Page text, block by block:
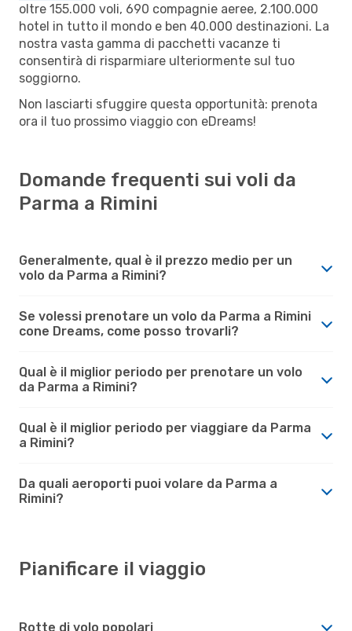
oltre 155.000 voli, 690 compagnie aeree, 2.100.000
hotel in tutto il mondo e ben 40.000 destinazioni. La
nostra vasta gamma di pacchetti vacanze ti
consentirà di risparmiare ulteriormente sul tuo
soggiorno.
Non lasciarti sfuggire questa opportunità: prenota
ora il tuo prossimo viaggio con eDreams!
Domande frequenti sui voli da
Parma a Rimini
Generalmente, qual è il prezzo medio per un
volo da Parma a Rimini?
Se volessi prenotare un volo da Parma a Rimini
cone Dreams, come posso trovarli?
Qual è il miglior periodo per prenotare un volo
da Parma a Rimini?
Qual è il miglior periodo per viaggiare da Parma
a Rimini?
Da quali aeroporti puoi volare da Parma a
Rimini?
Pianificare il viaggio
Rotte di volo popolari